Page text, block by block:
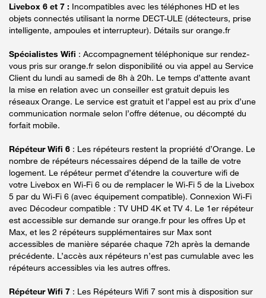
Livebox 6 et 7 : Incompatibles avec les téléphones HD et les
objets connectés utilisant la norme DECT-ULE (détecteurs, prise
intelligente, ampoules et interrupteur). Détails sur orange.fr
Spécialistes Wifi : Accompagnement téléphonique sur rendez-
vous pris sur orange.fr selon disponibilité ou via appel au Service
Client du lundi au samedi de 8h à 20h. Le temps d’attente avant
la mise en relation avec un conseiller est gratuit depuis les
réseaux Orange. Le service est gratuit et l’appel est au prix d’une
communication normale selon l’offre détenue, ou décompté du
forfait mobile.
Répéteur Wifi 6 : Les répéteurs restent la propriété d’Orange. Le
nombre de répéteurs nécessaires dépend de la taille de votre
logement. Le répéteur permet d’étendre la couverture wifi de
votre Livebox en Wi-Fi 6 ou de remplacer le Wi-Fi 5 de la Livebox
5 par du Wi-Fi 6 (avec équipement compatible). Connexion Wi-Fi
avec Décodeur compatible : TV UHD 4K et TV 4. Le 1er répéteur
est accessible sur demande sur orange.fr pour les offres Up et
Max, et les 2 répéteurs supplémentaires sur Max sont
accessibles de manière séparée chaque 72h après la demande
précédente. L’accès aux répéteurs n’est pas cumulable avec les
répéteurs accessibles via les autres offres.
Répéteur Wifi 7 : Les Répéteurs Wifi 7 sont mis à disposition sur